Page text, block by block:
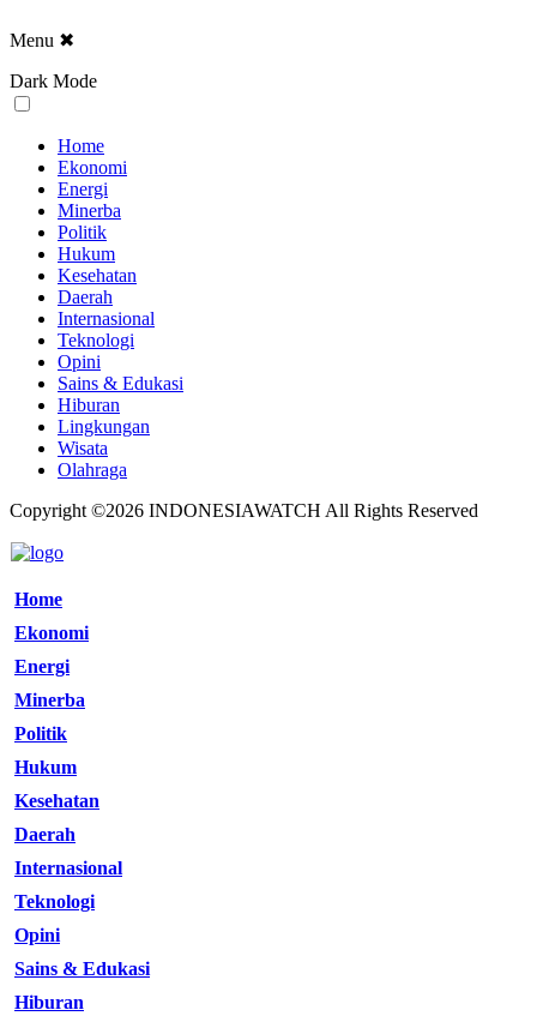
Menu ✖
Dark Mode
Home
Ekonomi
Energi
Minerba
Politik
Hukum
Kesehatan
Daerah
Internasional
Teknologi
Opini
Sains & Edukasi
Hiburan
Lingkungan
Wisata
Olahraga
Copyright ©2026 INDONESIAWATCH All Rights Reserved
Home
Ekonomi
Energi
Minerba
Politik
Hukum
Kesehatan
Daerah
Internasional
Teknologi
Opini
Sains & Edukasi
Hiburan